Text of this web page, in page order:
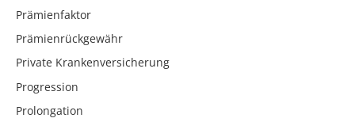
Prämienfaktor
Prämienrückgewähr
Private Krankenversicherung
Progression
Prolongation